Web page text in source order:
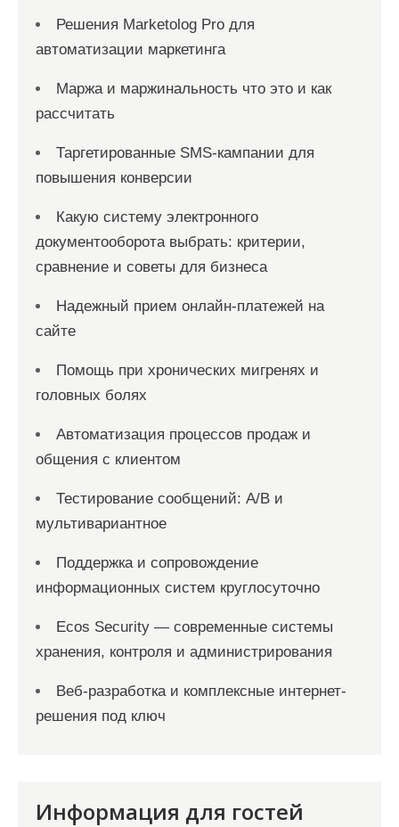
Решения Marketolog Pro для
автоматизации маркетинга
Маржа и маржинальность что это и как
рассчитать
Таргетированные SMS-кампании для
повышения конверсии
Какую систему электронного
документооборота выбрать: критерии,
сравнение и советы для бизнеса
Надежный прием онлайн-платежей на
сайте
Помощь при хронических мигренях и
головных болях
Автоматизация процессов продаж и
общения с клиентом
Тестирование сообщений: A/B и
мультивариантное
Поддержка и сопровождение
информационных систем круглосуточно
Ecos Security — современные системы
хранения, контроля и администрирования
Веб-разработка и комплексные интернет-
решения под ключ
Информация для гостей